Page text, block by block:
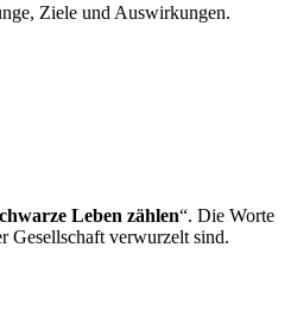
Ziele und Auswirkungen.
Leben zählen“. Die Worte
Gesellschaft verwurzelt sind.